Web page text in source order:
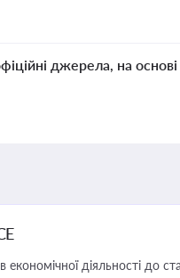
джерела, на
економічної діяльності до